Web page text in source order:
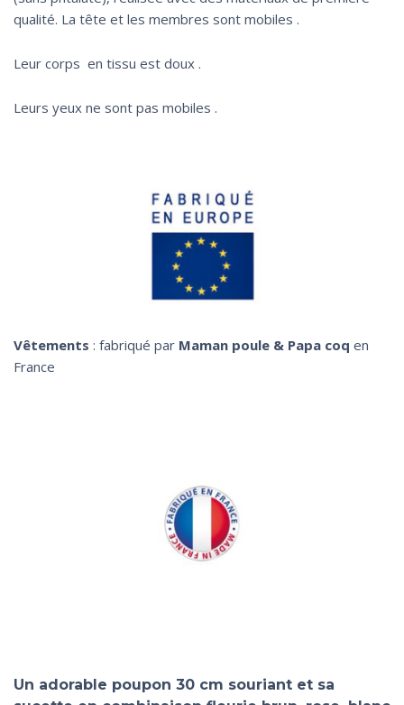
qualité. La tête et les membres sont mobiles .
Leur corps en tissu est doux .
Leurs yeux ne sont pas mobiles .
Vêtements : fabriqué par Maman poule & Papa coq en
France
Un adorable poupon 30 cm souriant et sa